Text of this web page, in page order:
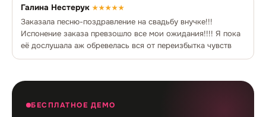
Галина Нестерук ★★★★★
Заказала песню-поздравление на свадьбу внучке!!!
Испонение заказа превзошло все мои ожидания!!!! Я пока
её дослушала аж обревелась вся от переизбытка чувств
БЕСПЛАТНОЕ ДЕМО